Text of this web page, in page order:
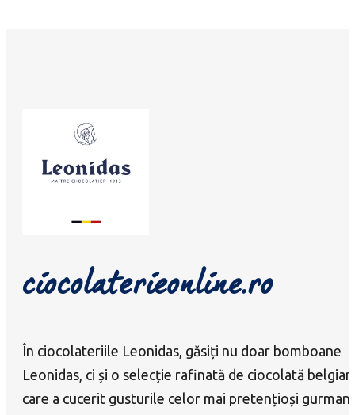
ciocolaterieonline.ro
În ciocolateriile Leonidas, găsiți nu doar bomboane
Leonidas, ci și o selecție rafinată de ciocolată
care a cucerit gusturile celor mai pretențioși